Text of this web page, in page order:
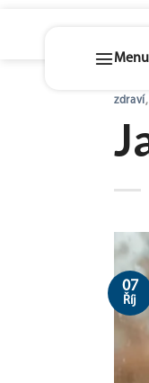
zdraví,
07
Říj